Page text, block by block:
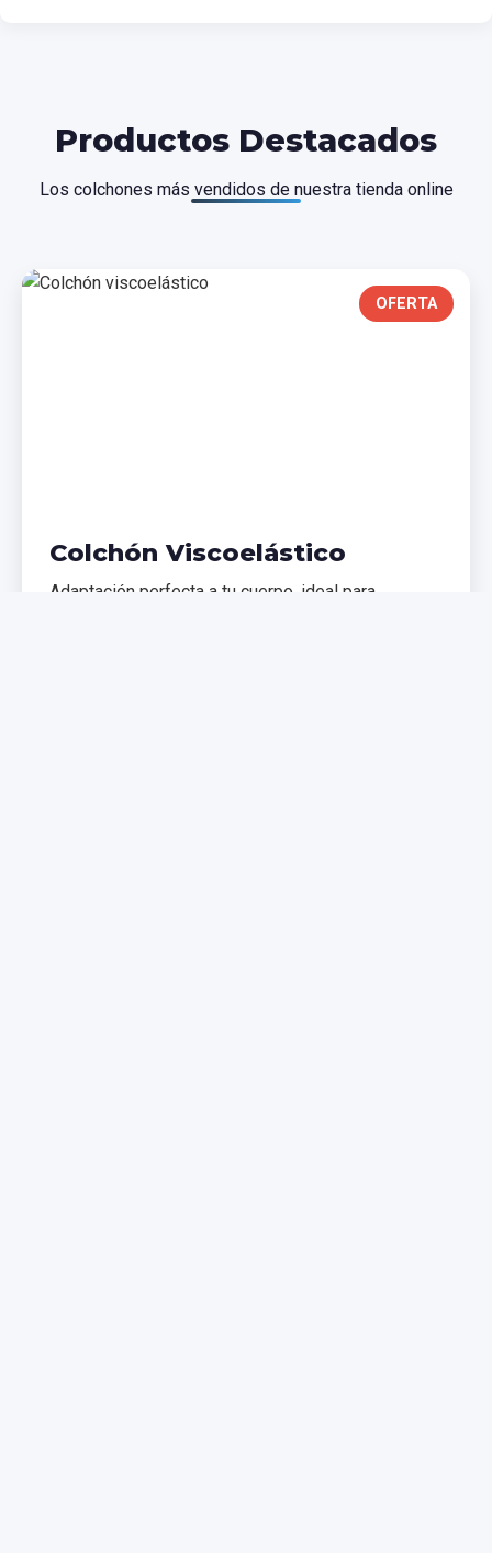
Productos Destacados
Los colchones más vendidos de nuestra tienda online
OFERTA
Colchón Viscoelástico
Adaptación perfecta a tu cuerpo, ideal para